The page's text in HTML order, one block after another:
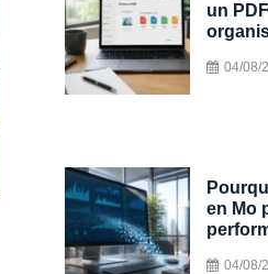
un
04/08/
en Mo
04/08/